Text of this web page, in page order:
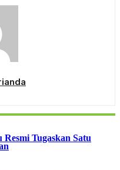
Tugaskan Satu